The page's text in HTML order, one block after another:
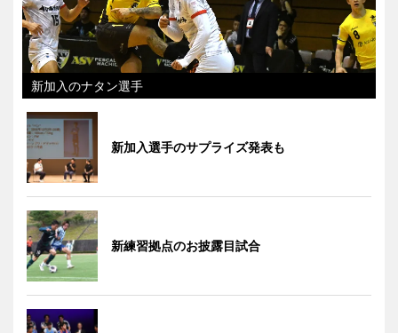
新加入のナタン選手
新加入選手のサプライズ発表も
新練習拠点のお披露目試合